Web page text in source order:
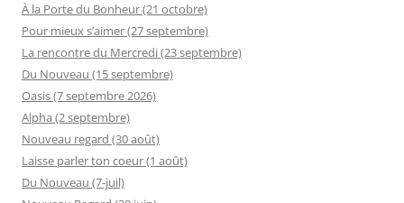
À la Porte du Bonheur (21 octobre)
Pour mieux s’aimer (27 septembre)
La rencontre du Mercredi (23 septembre)
Du Nouveau (15 septembre)
Oasis (7 septembre 2026)
Alpha (2 septembre)
Nouveau regard (30 août)
Laisse parler ton coeur (1 août)
Du Nouveau (7-juil)